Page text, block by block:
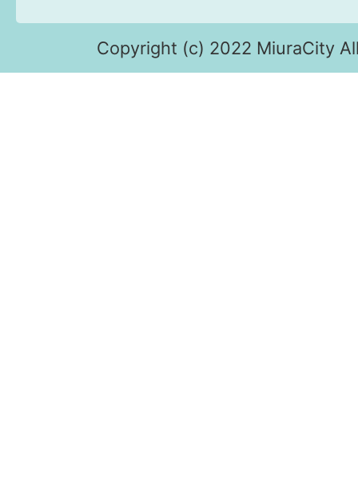
Copyright (c) 2022 MiuraCity